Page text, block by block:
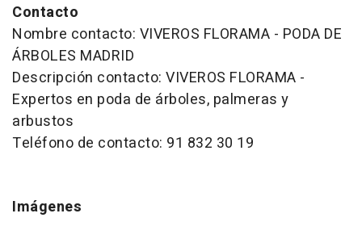
Contacto
Nombre contacto: VIVEROS FLORAMA - PODA DE
ÁRBOLES MADRID
Descripción contacto: VIVEROS FLORAMA -
Expertos en poda de árboles, palmeras y
arbustos
Teléfono de contacto: 91 832 30 19
Imágenes